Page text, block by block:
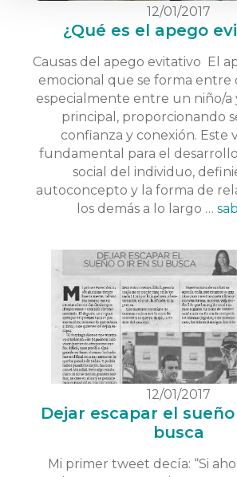
12/01/2017
¿Qué es el apego
Causas del apego evitativo El
emocional que se forma entre
especialmente entre un niño/a
principal, proporcionando
confianza y conexión. Este
fundamental para el
social del individuo,
autoconcepto y la forma de
los demás a lo largo …
12/01/2017
Dejar escapar el
busca
Mi primer tweet decía: “Si